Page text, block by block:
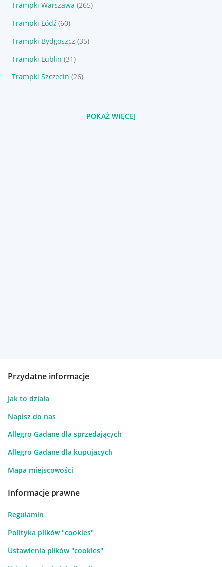
Trampki Warszawa (265)
Trampki Łódź (60)
Trampki Bydgoszcz (35)
Trampki Lublin (31)
Trampki Szczecin (26)
POKAŻ WIĘCEJ
Przydatne informacje
Jak to działa
Napisz do nas
Allegro Gadane dla sprzedających
Allegro Gadane dla kupujących
Mapa miejscowości
Informacje prawne
Regulamin
Polityka plików "cookies"
Ustawienia plików "cookies"